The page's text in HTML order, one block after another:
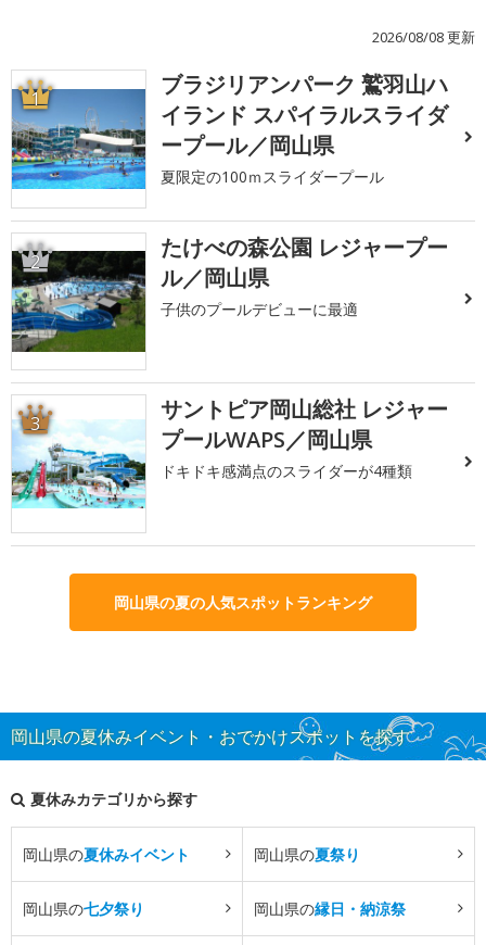
2026/08/08 更新
1
ブラジリアンパーク 鷲羽山ハ
イランド スパイラルスライダ
ープール／岡山県
夏限定の100ｍスライダープール
2
たけべの森公園 レジャープー
ル／岡山県
子供のプールデビューに最適
3
サントピア岡山総社 レジャー
プールWAPS／岡山県
ドキドキ感満点のスライダーが4種類
岡山県の夏の人気スポットランキング
岡山県の夏休みイベント・おでかけスポットを探す
夏休みカテゴリから探す
岡山県の夏休みイベント 岡山県の夏祭り
岡山県の七夕祭り 岡山県の縁日・納涼祭